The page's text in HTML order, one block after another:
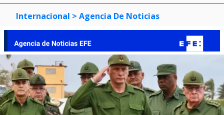
Internacional > Agencia De Noticias